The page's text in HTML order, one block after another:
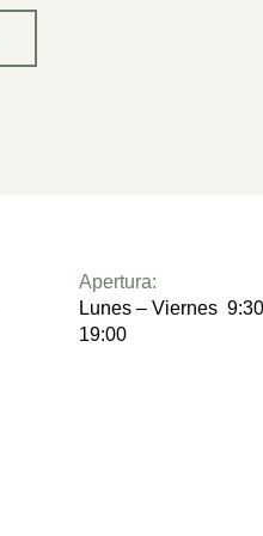
Apertura:
Lunes – Viernes
19:00